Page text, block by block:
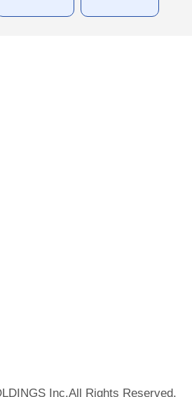
Inc.All Rights Reserved.